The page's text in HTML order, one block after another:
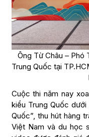
Ông Từ Châu – Phó
Trung Quốc tại
Cuộc thi năm nay
kiểu Trung Quốc
Quốc”, thu hút hàng
Việt Nam và du học